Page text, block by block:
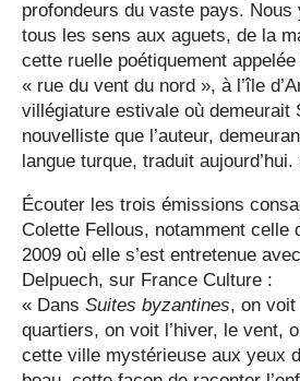
profondeurs du vaste pays. Nous
tous les sens aux aguets, de la
cette ruelle poétiquement
« rue du vent du nord », à l’île
villégiature estivale où demeurait
nouvelliste que l’auteur,
langue turque, traduit aujourd’hui.
Écouter les trois émissions
Colette Fellous, notamment celle
2009 où elle s’est entretenue
Delpuech, sur France Culture :
« Dans Suites byzantines, on
quartiers, on voit l’hiver, le vent,
cette ville mystérieuse aux yeux